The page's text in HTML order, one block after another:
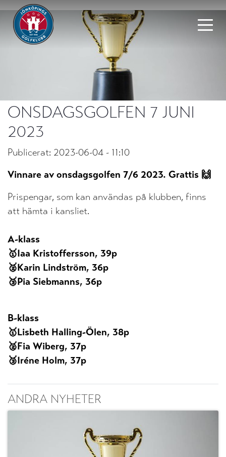
ONSDAGSGOLFEN 7 JUNI
2023
Publicerat: 2023-06-04 - 11:10
Vinnare av onsdagsgolfen 7/6 2023. Grattis 🙌
Prispengar, som kan användas på klubben, finns
att hämta i kansliet.
A-klass
🥇Iaa Kristoffersson, 39p
🥈Karin Lindström, 36p
🥉Pia Siebmanns, 36p
B-klass
🥇Lisbeth Halling-Ölen, 38p
🥈Fia Wiberg, 37p
🥉Iréne Holm, 37p
ANDRA NYHETER